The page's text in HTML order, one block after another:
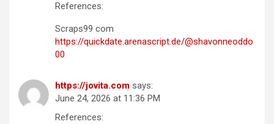
References:
Scraps99 com
https://quickdate.arenascript.de/@shavonneoddo
00
https://jovita.com says:
June 24, 2026 at 11:36 PM
References: